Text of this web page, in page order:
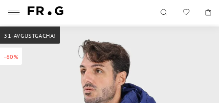
-60%
31-AVGUSTGACHA!